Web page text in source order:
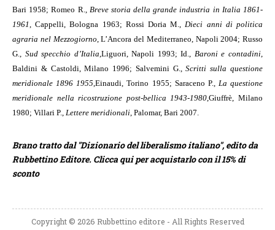
Bari 1958; Romeo R., Breve storia della grande industria in Italia 1861-
1961
, Cappelli, Bologna 1963; Rossi Doria M., Dieci anni di politica
agraria nel Mezzogiorno , L’Ancora del Mediterraneo, Napoli 2004; Russo
G., Sud specchio d’Italia Liguori, Napoli 1993; Id., Baroni e contadini
Baldini & Castoldi, Milano 1996; Salvemini G.,Scritti sulla questione
meridionale 1896 1955 ,Einaudi, Torino 1955; Saraceno P., La questione
meridionale nella ricostruzione post-bellica 1943-1980 ,Giuffrè, Milano
1980; Villari P., Lettere meridionali , Palomar, Bari 2007.
Brano tratto dal "Dizionario del liberalismo italiano", edito da
Rubbettino Editore. Clicca qui per acquistarlo con il 15% di
sconto
Copyright © 2026 Rubbettino editore - All Rights Reserved